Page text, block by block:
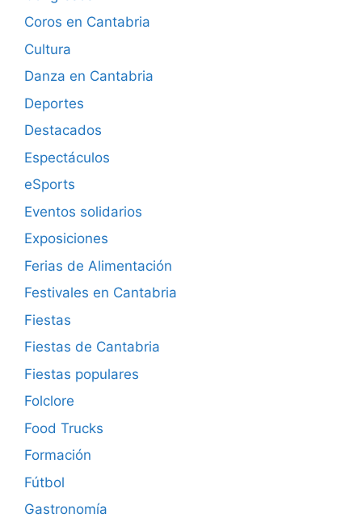
Coros en Cantabria
Cultura
Danza en Cantabria
Deportes
Destacados
Espectáculos
eSports
Eventos solidarios
Exposiciones
Ferias de Alimentación
Festivales en Cantabria
Fiestas
Fiestas de Cantabria
Fiestas populares
Folclore
Food Trucks
Formación
Fútbol
Gastronomía